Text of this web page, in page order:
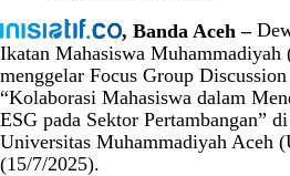
, Banda Aceh –
Ikatan Mahasiswa
menggelar Focus Group
“Kolaborasi Mahasiswa dalam
ESG pada Sektor Pertambangan”
Universitas Muhammadiyah Aceh
(15/7/2025).